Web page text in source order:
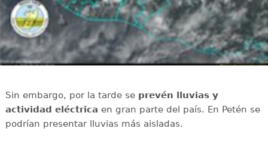
Sin embargo, por la tarde se prevén lluvias y
actividad eléctrica en gran parte del país. En Petén se
podrían presentar lluvias más aisladas.